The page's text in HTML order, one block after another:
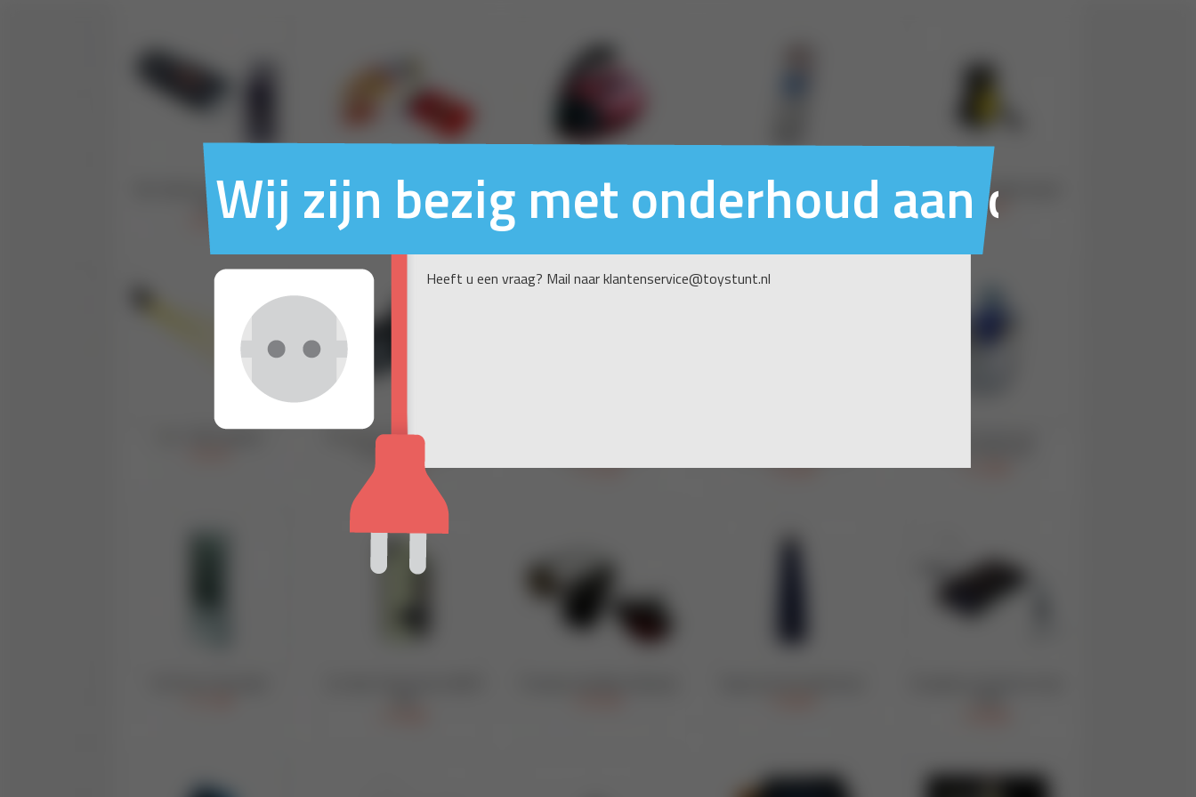
Wij zijn bezig met onderhoud aan ons
Heeft u een vraag? Mail naar klantenservice@toystunt.nl